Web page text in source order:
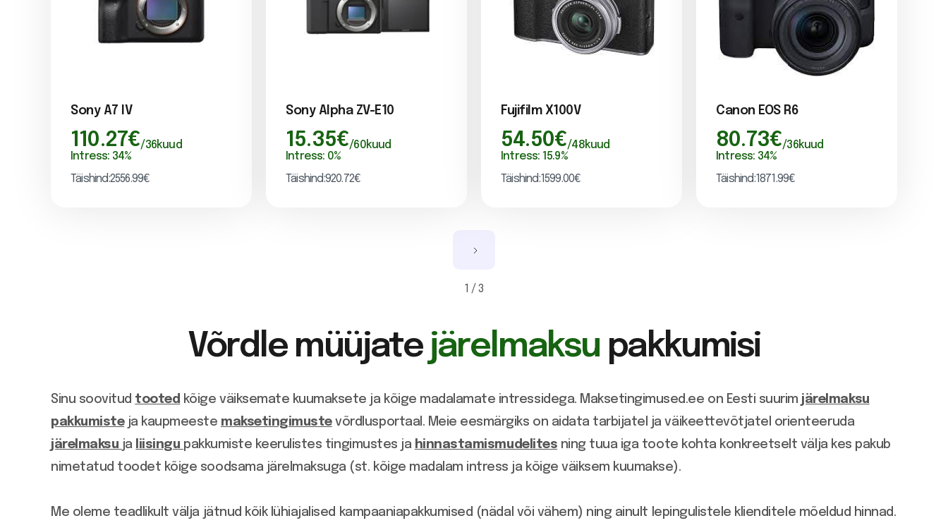
Sony A7 IV
110.27€/36kuud
Intress: 34%
Täishind:2556.99€
Sony Alpha ZV-E10
15.35€/60kuud
Intress: 0%
Täishind:920.72€
Fujifilm X100V
54.50€/48kuud
Intress: 15.9%
Täishind:1599.00€
Canon EOS R6
80.73€/36kuud
Intress: 34%
Täishind:1871.99€
1 / 3
Võrdle müüjate järelmaksu pakkumisi
Sinu soovitud tooted kõige väiksemate kuumaksete ja kõige madalamate intressidega. Maksetingimused.ee on Eesti suurim järelmaksu
pakkumisteja kaupmeeste maksetingimustevõrdlusportaal. Meie eesmärgiks on aidata tarbijatel ja väikeettevõtjatel orienteeruda
järelmaksu ja liisingu pakkumiste keerulistes tingimustes ja hinnastamismudelites ning tuua iga toote kohta konkreetselt välja kes pakub
nimetatud toodet kõige soodsama järelmaksuga (st. kõige madalam intress ja kõige väiksem kuumakse).
Me oleme teadlikult välja jätnud kõik lühiajalised kampaaniapakkumised (nädal või vähem) ning ainult lepingulistele klienditele mõeldud hinnad.